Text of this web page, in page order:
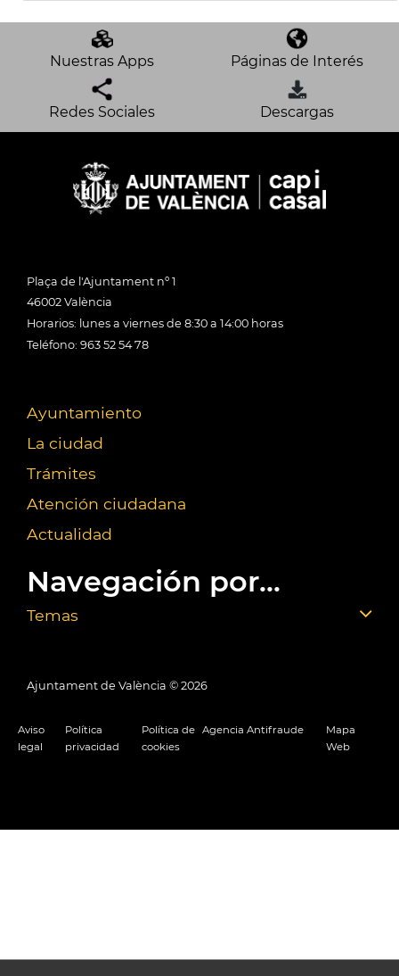
Nuestras Apps Páginas de Interés
Redes Sociales Descargas
Plaça de l'Ajuntament nº 1
46002 València
Horarios: lunes a viernes de 8:30 a 14:00 horas
Teléfono: 963 52 54 78
Ayuntamiento
La ciudad
Trámites
Atención ciudadana
Actualidad
Navegación por...
Temas
Ajuntament de València © 2026
Aviso
legal
Política
privacidad
Política de
cookies
Agencia Antifraude
Mapa
Web